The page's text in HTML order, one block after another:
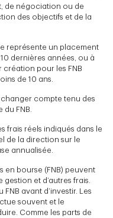
de négociation ou de
des objectifs et de la
représente un placement
dernières années, ou à
pour les FNB
de 10 ans.
compte tenu des
FNB.
frais réels indiqués dans le
de la direction sur le
annualisée.
en bourse (FNB) peuvent
et d’autres frais.
avant d’investir. Les
souvent et le
Comme les parts de